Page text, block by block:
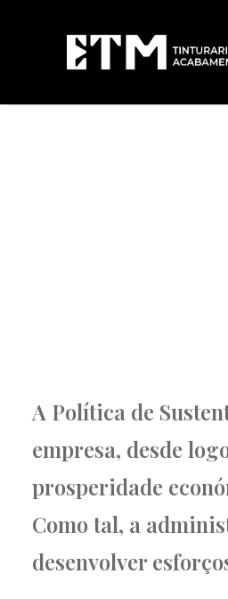
A Política de
empresa, desde
prosperidade
Como tal, a
desenvolver